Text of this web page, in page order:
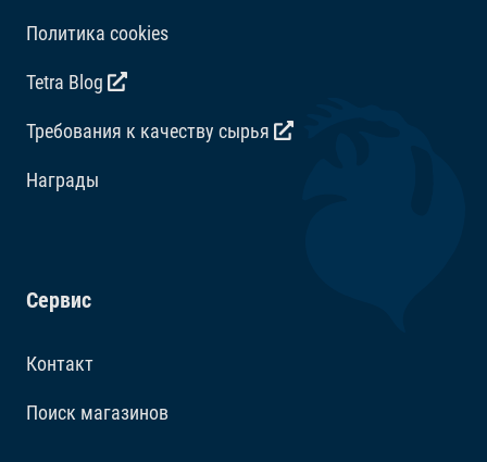
Политика cookies
Tetra Blog
Требования к качеству сырья
Награды
Сервис
Контакт
Поиск магазинов